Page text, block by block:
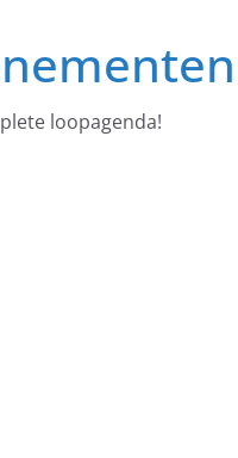
loopagenda!